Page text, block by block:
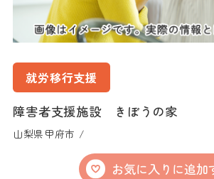
就労移行支援
障害者支援施設 きぼうの家
山梨県甲府市 /
お気に入りに追加